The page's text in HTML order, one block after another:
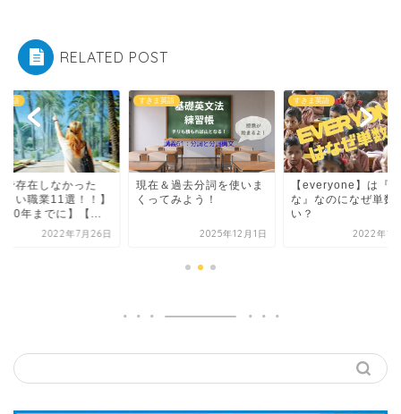
RELATED POST
英語
で存在しなかった
しい職業11選！！】
年までに】【...
2022年7月26日
すきま英語
現在＆過去分詞を使いま
くってみよう！
2025年12月1日
すきま英語
【everyone】は『
な』なのになぜ単数
い？
2022年1